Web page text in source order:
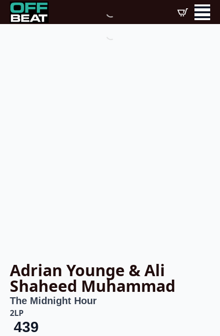
Adrian Younge & Ali
Shaheed Muhammad
The Midnight Hour
2LP
439